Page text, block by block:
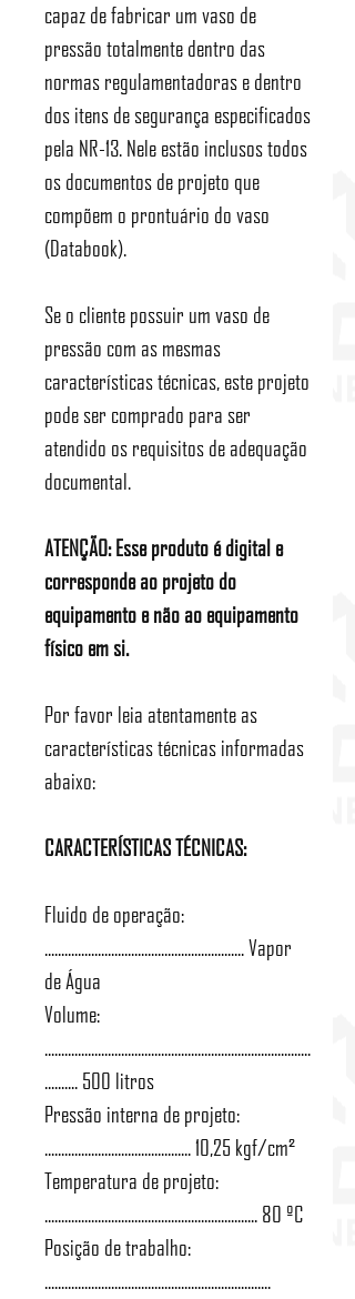
capaz de fabricar um vaso de
pressão totalmente dentro das
normas regulamentadoras e dentro
dos itens de segurança especificados
pela NR-13. Nele estão inclusos todos
os documentos de projeto que
compõem o prontuário do vaso
(Databook).
Se o cliente possuir um vaso de
pressão com as mesmas
características técnicas, este projeto
pode ser comprado para ser
atendido os requisitos de adequação
documental.
ATENÇÃO: Esse produto é digital e
corresponde ao projeto do
equipamento e não ao equipamento
físico em si.
Por favor leia atentamente as
características técnicas informadas
abaixo:
CARACTERÍSTICAS TÉCNICAS:
Fluido de operação:
............................................................ Vapor
de Água
Volume:
................................................................................
.......... 500 litros
Pressão interna de projeto:
............................................ 10,25 kgf/cm²
Temperatura de projeto:
................................................................ 80 ºC
Posição de trabalho:
....................................................................